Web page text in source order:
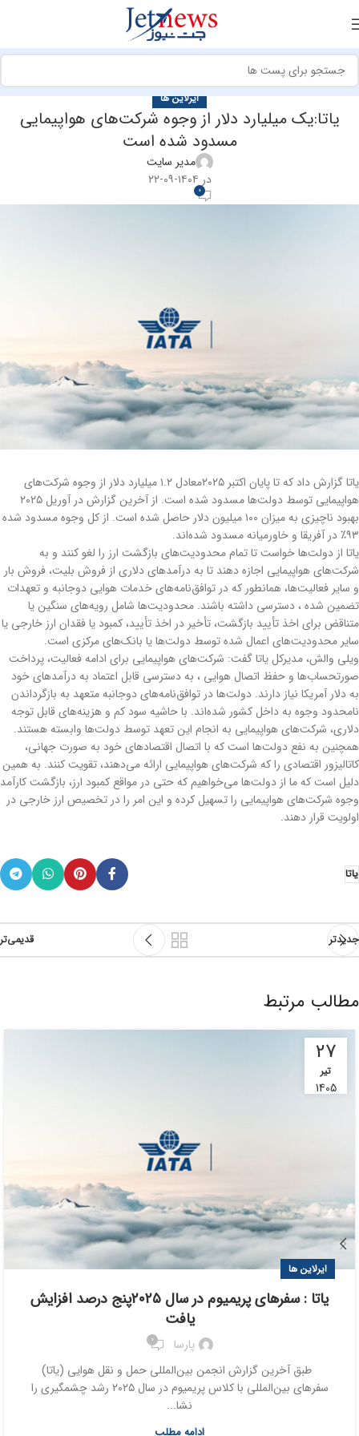
ایرلاین ها
یاتا:یک میلیارد دلار از وجوه شرکت‌های هواپیمایی
مسدود شده است
مدیر سایت
در ۱۴۰۴-۰۹-۲۲
0
یاتا گزارش داد که تا پایان اکتبر ۲۰۲۵معادل ۱.۲ میلیارد دلار از وجوه شرکت‌های
هواپیمایی توسط دولت‌ها مسدود شده است. از آخرین گزارش در آوریل ۲۰۲۵
بهبود ناچیزی به میزان ۱۰۰ میلیون دلار حاصل شده است. از کل وجوه مسدود شده
۹۳٪ در آفریقا و خاورمیانه مسدود شده‌اند.
یاتا از دولت‌ها خواست تا تمام محدودیت‌های بازگشت ارز را لغو کنند و به
شرکت‌های هواپیمایی اجازه دهند تا به درآمدهای دلاری از فروش بلیت، فروش بار
و سایر فعالیت‌ها، همانطور که در توافق‌نامه‌های خدمات هوایی دوجانبه و تعهدات
تضمین شده ، دسترسی داشته باشند. محدودیت‌ها شامل رویه‌های سنگین یا
متناقض برای اخذ تأیید بازگشت، تأخیر در اخذ تأیید، کمبود یا فقدان ارز خارجی یا
سایر محدودیت‌های اعمال شده توسط دولت‌ها یا بانک‌های مرکزی است.
ویلی والش، مدیرکل یاتا گفت: شرکت‌های هواپیمایی برای ادامه فعالیت، پرداخت
صورتحساب‌ها و حفظ اتصال هوایی ، به دسترسی قابل اعتماد به درآمدهای خود
به دلار آمریکا نیاز دارند. دولت‌ها در توافق‌نامه‌های دوجانبه متعهد به بازگرداندن
نامحدود وجوه به داخل کشور شده‌اند. با حاشیه سود کم و هزینه‌های قابل توجه
دلاری، شرکت‌های هواپیمایی به انجام این تعهد توسط دولت‌ها وابسته هستند.
همچنین به نفع دولت‌ها است که با اتصال اقتصادهای خود به صورت جهانی،
کاتالیزور اقتصادی را که شرکت‌های هواپیمایی ارائه می‌دهند، تقویت کنند. به همین
دلیل است که ما از دولت‌ها می‌خواهیم که حتی در مواقع کمبود ارز، بازگشت کارآمد
وجوه شرکت‌های هواپیمایی را تسهیل کرده و این امر را در تخصیص ارز خارجی در
اولویت قرار دهند.
یاتا
جدیدتر قدیمی‌تر
مطالب مرتبط
27
تیر
1405
ایرلاین ها
یاتا : سفرهای پریمیوم در سال ۲۰۲۵پنج درصد افزایش
یافت
پارسا 0
طبق آخرین گزارش انجمن بین‌المللی حمل و نقل هوایی (یاتا)
سفرهای بین‌المللی با کلاس پریمیوم در سال ۲۰۲۵ رشد چشمگیری را
نشا...
ادامه مطلب